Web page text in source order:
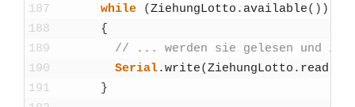
187
188
189
190
191
while
(Zie­h­un­gLot­to . available( ) )
{
// ... wer­den sie gele­sen und im
Seri­al.wri­te(Zie­h­un­gLot­to . read
}